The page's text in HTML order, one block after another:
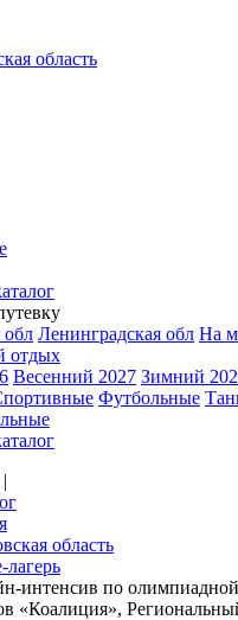
область
обл Ленинградская обл На
отдых
Весенний 2027 Зимний
Футбольные
|
область
лагерь
интенсив по
«Коалиция»,